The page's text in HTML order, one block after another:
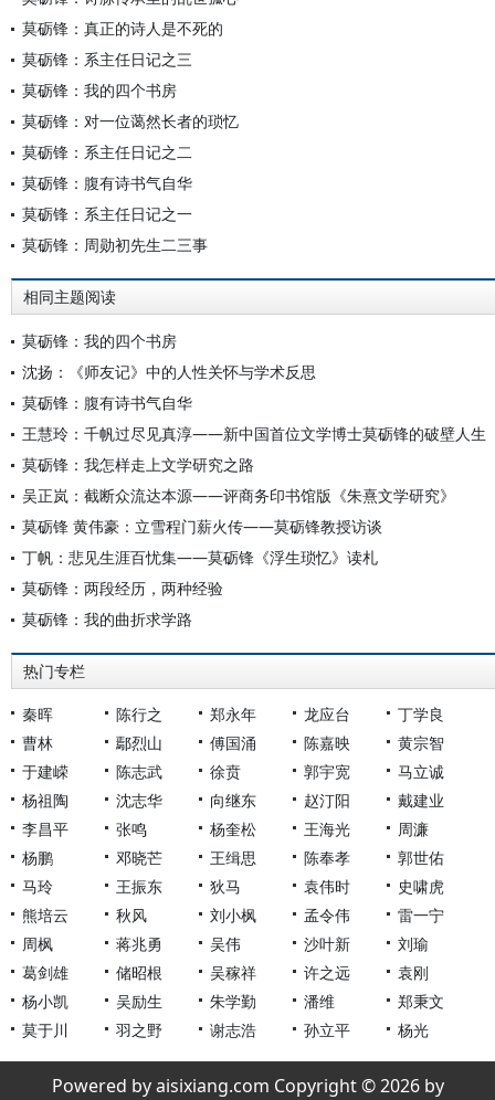
莫砺锋：真正的诗人是不死的
莫砺锋：系主任日记之三
莫砺锋：我的四个书房
莫砺锋：对一位蔼然长者的琐忆
莫砺锋：系主任日记之二
莫砺锋：腹有诗书气自华
莫砺锋：系主任日记之一
莫砺锋：周勋初先生二三事
相同主题阅读
莫砺锋：我的四个书房
沈扬：《师友记》中的人性关怀与学术反思
莫砺锋：腹有诗书气自华
王慧玲：千帆过尽见真淳——新中国首位文学博士莫砺锋的破壁人生
莫砺锋：我怎样走上文学研究之路
吴正岚：截断众流达本源——评商务印书馆版《朱熹文学研究》
莫砺锋 黄伟豪：立雪程门薪火传——莫砺锋教授访谈
丁帆：悲见生涯百忧集——莫砺锋《浮生琐忆》读札
莫砺锋：两段经历，两种经验
莫砺锋：我的曲折求学路
热门专栏
秦晖 陈行之 郑永年 龙应台
丁学良
曹林
鄢烈山 傅国涌 陈嘉映
黄宗智
于建嵘
陈志武 徐贲 郭宇宽
马立诚
杨祖陶
沈志华 向继东 赵汀阳
戴建业
李昌平
张鸣 杨奎松 王海光
周濂
杨鹏
邓晓芒 王缉思 陈奉孝
郭世佑
马玲
王振东 狄马 袁伟时
史啸虎
熊培云
秋风 刘小枫 孟令伟
雷一宁
周枫
蒋兆勇 吴伟 沙叶新
刘瑜
葛剑雄
储昭根 吴稼祥 许之远
袁刚
杨小凯
吴励生 朱学勤 潘维
郑秉文
莫于川
羽之野 谢志浩 孙立平 杨光
Powered by aisixiang.com Copyright © 2026 by